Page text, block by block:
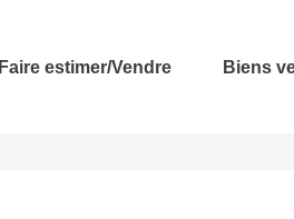
Faire estimer/Vendre Biens